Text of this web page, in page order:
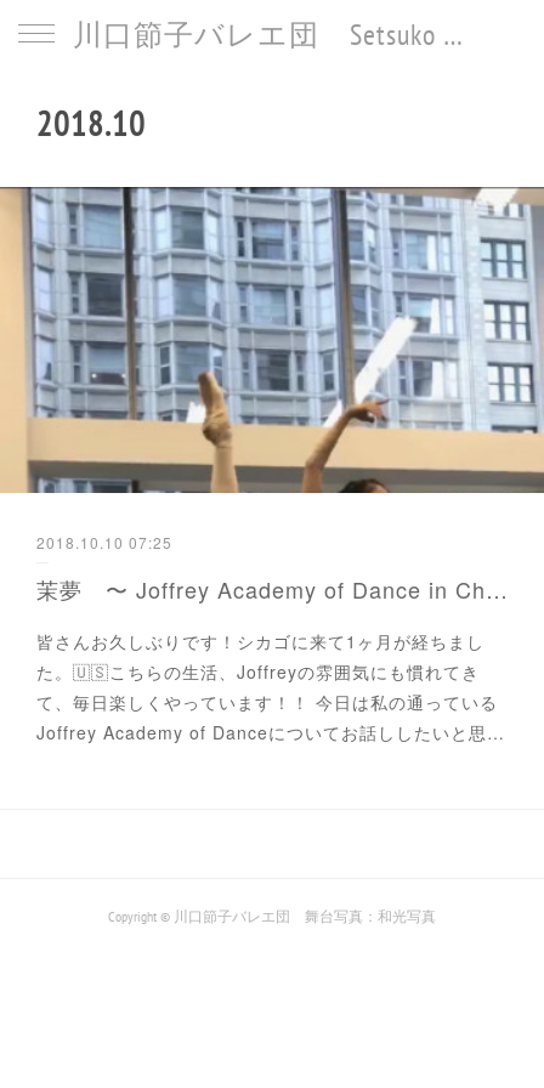
川口節子バレエ団 Setsuko Kawaguchi Ballet
2018.10
2018.10.10 07:25
茉夢 〜 Joffrey Academy of Dance in Chicago〜
皆さんお久しぶりです！シカゴに来て1ヶ月が経ちまし
た。🇺🇸こちらの生活、Joffreyの雰囲気にも慣れてき
て、毎日楽しくやっています！！ 今日は私の通っている
Joffrey Academy of Danceについてお話ししたいと思…
Copyright © 川口節子バレエ団 舞台写真：和光写真